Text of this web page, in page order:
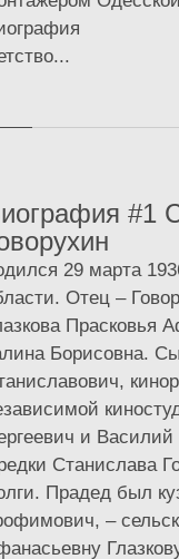
#1
29 марта
Отец –
Прасковья
Борисовна.
и
Станислава
Прадед был
–